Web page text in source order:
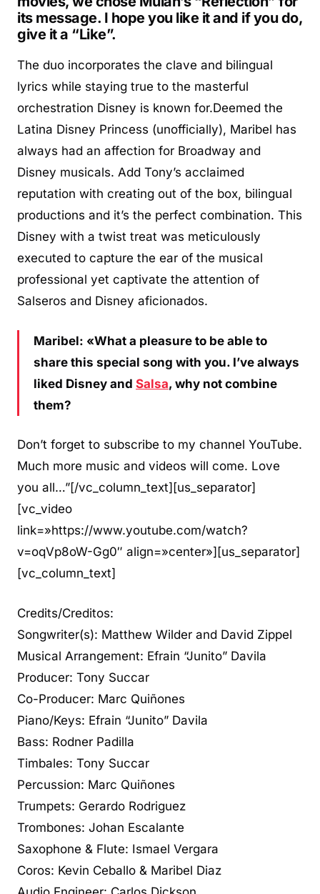
its message. I hope you like it and if you do,
give it a “Like”.
The duo incorporates the clave and bilingual
lyrics while staying true to the masterful
orchestration Disney is known for.Deemed the
Latina Disney Princess (unofficially), Maribel has
always had an affection for Broadway and
Disney musicals. Add Tony’s acclaimed
reputation with creating out of the box, bilingual
productions and it’s the perfect combination. This
Disney with a twist treat was meticulously
executed to capture the ear of the musical
professional yet captivate the attention of
Salseros and Disney aficionados.
Maribel: «What a pleasure to be able to
share this special song with you. I’ve always
liked Disney and Salsa, why not combine
them?
Don’t forget to subscribe to my channel YouTube.
Much more music and videos will come. Love
you all…”[/vc_column_text][us_separator]
[vc_video
link=»https://www.youtube.com/watch?
v=oqVp8oW-Gg0″ align=»center»][us_separator]
[vc_column_text]
Credits/Creditos:
Songwriter(s): Matthew Wilder and David Zippel
Musical Arrangement: Efrain “Junito” Davila
Producer: Tony Succar
Co-Producer: Marc Quiñones
Piano/Keys: Efrain “Junito” Davila
Bass: Rodner Padilla
Timbales: Tony Succar
Percussion: Marc Quiñones
Trumpets: Gerardo Rodriguez
Trombones: Johan Escalante
Saxophone & Flute: Ismael Vergara
Coros: Kevin Ceballo & Maribel Diaz